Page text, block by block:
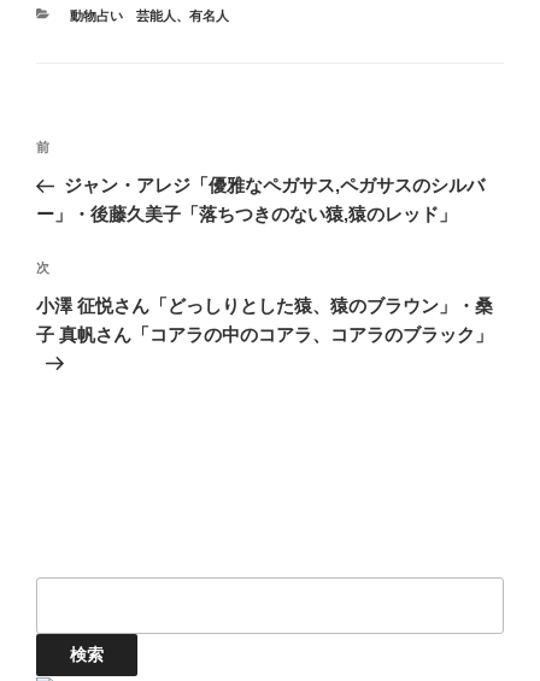
カ
動物占い 芸能人、有名人
投
ナ
ゲ
ー
シ
ョ
前
の
前
ジャン・アレジ「優雅なペガサス,ペガサスのシルバ
ー」・後藤久美子「落ちつきのない猿,猿のレッド」
次
の
投
次
小澤 征悦さん「どっしりとした猿、猿のブラウン」・桑
子 真帆さん「コアラの中のコアラ、コアラのブラック」